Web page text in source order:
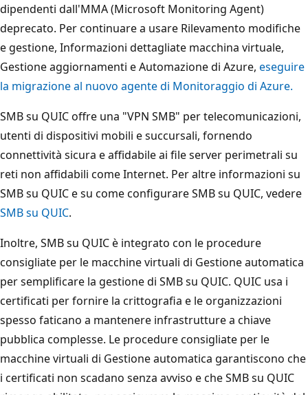
dipendenti dall'MMA (Microsoft Monitoring Agent)
deprecato. Per continuare a usare Rilevamento modifiche
e gestione, Informazioni dettagliate macchina virtuale,
Gestione aggiornamenti e Automazione di Azure, eseguire
la migrazione al nuovo agente di Monitoraggio di Azure.
SMB su QUIC offre una "VPN SMB" per telecomunicazioni,
utenti di dispositivi mobili e succursali, fornendo
connettività sicura e affidabile ai file server perimetrali su
reti non affidabili come Internet. Per altre informazioni su
SMB su QUIC e su come configurare SMB su QUIC, vedere
SMB su QUIC.
Inoltre, SMB su QUIC è integrato con le procedure
consigliate per le macchine virtuali di Gestione automatica
per semplificare la gestione di SMB su QUIC. QUIC usa i
certificati per fornire la crittografia e le organizzazioni
spesso faticano a mantenere infrastrutture a chiave
pubblica complesse. Le procedure consigliate per le
macchine virtuali di Gestione automatica garantiscono che
i certificati non scadano senza avviso e che SMB su QUIC